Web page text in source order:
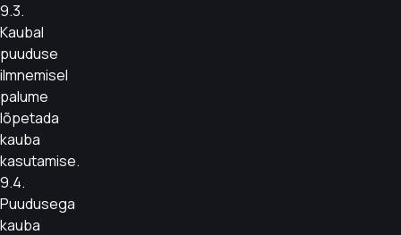
9.3.
Kaubal
puuduse
ilmnemisel
palume
lõpetada
kauba
kasutamise.
9.4.
Puudusega
kauba